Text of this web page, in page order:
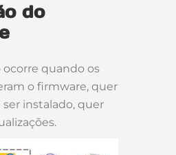
do
ocorre quando os
o firmware, quer
instalado, quer